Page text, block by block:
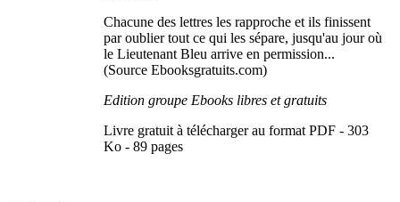
Chacune des lettres les rapproche et ils finissent
par oublier tout ce qui les sépare, jusqu'au jour où
le Lieutenant Bleu arrive en permission...
(Source Ebooksgratuits.com)
Edition groupe Ebooks libres et gratuits
Livre gratuit à télécharger au format PDF - 303
Ko - 89 pages